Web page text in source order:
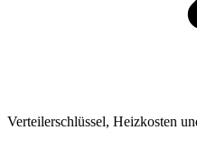
Verteilerschlüssel, Heizkosten